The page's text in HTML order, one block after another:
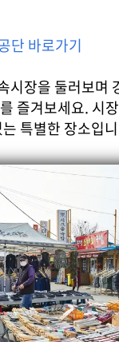
단 바로가기
시장을 둘러보며
즐겨보세요. 시
특별한 장소입